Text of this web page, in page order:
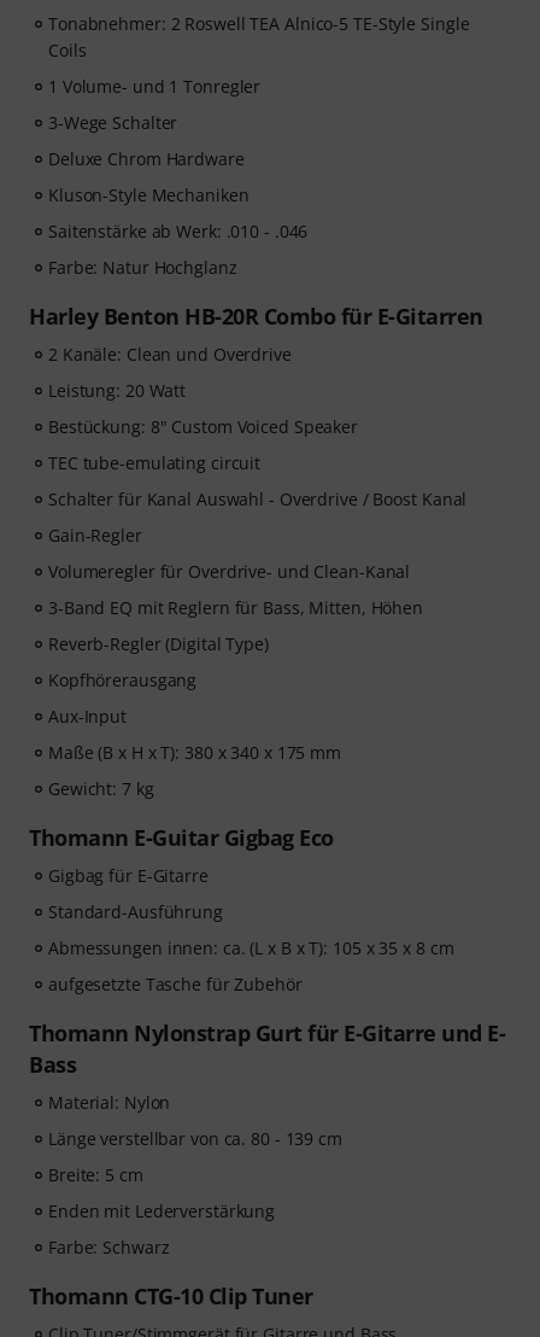
Tonabnehmer: 2 Roswell TEA Alnico-5 TE-Style Single
Coils
1 Volume- und 1 Tonregler
3-Wege Schalter
Deluxe Chrom Hardware
Kluson-Style Mechaniken
Saitenstärke ab Werk: .010 - .046
Farbe: Natur Hochglanz
Harley Benton HB-20R Combo für E-Gitarren
2 Kanäle: Clean und Overdrive
Leistung: 20 Watt
Bestückung: 8" Custom Voiced Speaker
TEC tube-emulating circuit
Schalter für Kanal Auswahl - Overdrive / Boost Kanal
Gain-Regler
Volumeregler für Overdrive- und Clean-Kanal
3-Band EQ mit Reglern für Bass, Mitten, Höhen
Reverb-Regler (Digital Type)
Kopfhörerausgang
Aux-Input
Maße (B x H x T): 380 x 340 x 175 mm
Gewicht: 7 kg
Thomann E-Guitar Gigbag Eco
Gigbag für E-Gitarre
Standard-Ausführung
Abmessungen innen: ca. (L x B x T): 105 x 35 x 8 cm
aufgesetzte Tasche für Zubehör
Thomann Nylonstrap Gurt für E-Gitarre und E-
Bass
Material: Nylon
Länge verstellbar von ca. 80 - 139 cm
Breite: 5 cm
Enden mit Lederverstärkung
Farbe: Schwarz
Thomann CTG-10 Clip Tuner